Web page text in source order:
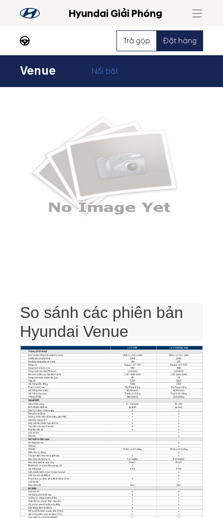
Hyundai Giải Phóng
Trả góp Đặt hàng
Venue Nổi bật
So sánh các phiên bản
Hyundai Venue